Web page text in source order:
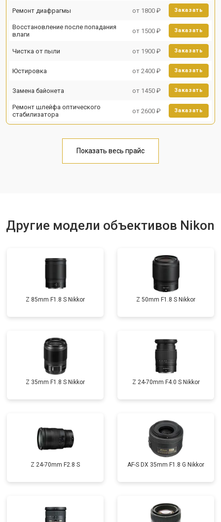
Ремонт диафрагмы от 1800 ₽ Заказать
Восстановление после попадания
влаги
от 1500 ₽ Заказать
Чистка от пыли от 1900 ₽ Заказать
Юстировка от 2400 ₽ Заказать
Замена байонета от 1450 ₽ Заказать
Ремонт шлейфа оптического
стабилизатора
от 2600 ₽ Заказать
Показать весь прайс
Другие модели объективов Nikon
Z 85mm F1.8 S Nikkor Z 50mm F1.8 S Nikkor
Z 35mm F1.8 S Nikkor Z 24-70mm F4.0 S Nikkor
Z 24-70mm F2.8 S AF-S DX 35mm F1.8 G Nikkor